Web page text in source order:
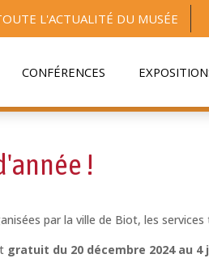
L'ACTUALITÉ DU MUSÉE
CONFÉRENCES
!
par la ville de Biot, les
gratuit du 20 décembre 2024 au 4